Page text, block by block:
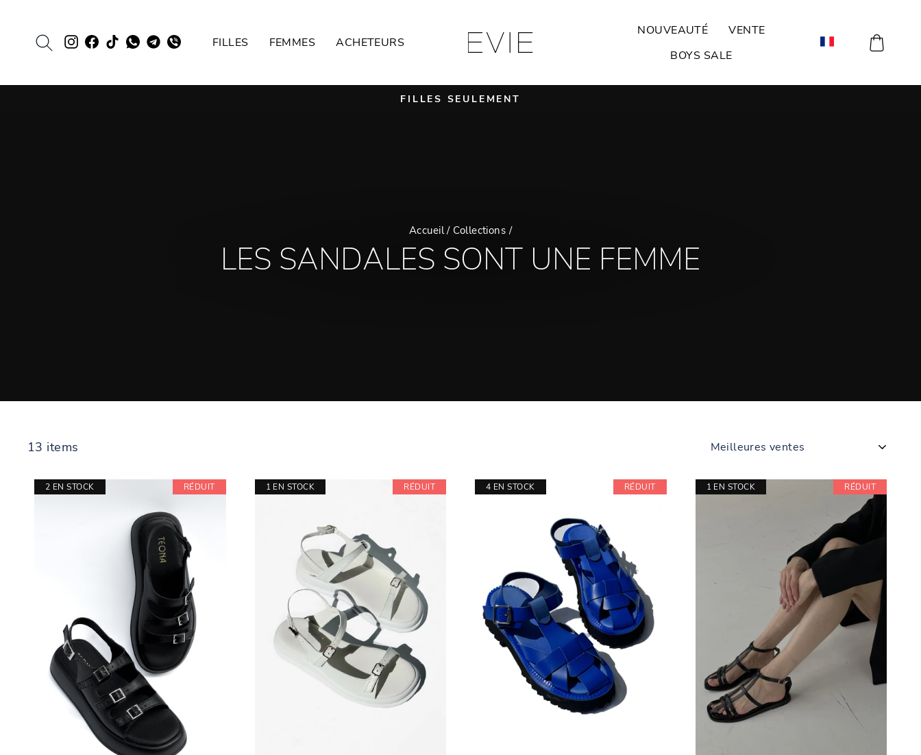
contenu
RECHERCHER
Evie.uaEvie.uaTikTokEVIEEvie.uaEvie.uaFILLES FEMMES ACHETEURS
NOUVEAUTÉ
VENTE
BOYS SALE
FILLES SEULEMENT
Accueil / Collections /
LES SANDALES SONT UNE FEMME
13 items
RÉDUIT
2 EN STOCK RÉDUIT
1 EN STOCK RÉDUIT
4 EN STOCK RÉDUIT
1 EN STOCK